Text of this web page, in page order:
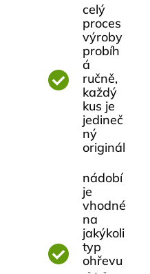
celý
proces
výroby
probíh
á
ručně,
každý
kus je
jedineč
ný
originál
nádobí
je
vhodné
na
jakýkoli
typ
ohřevu